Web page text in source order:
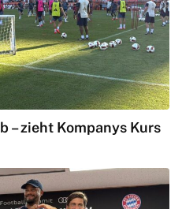
– zieht Kompanys Kurs